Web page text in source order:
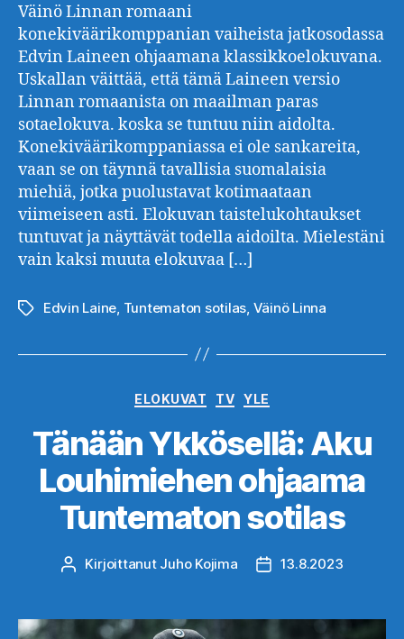
Väinö Linnan romaani
konekiväärikomppanian vaiheista jatkosodassa
Edvin Laineen ohjaamana klassikkoelokuvana.
Uskallan väittää, että tämä Laineen versio
Linnan romaanista on maailman paras
sotaelokuva. koska se tuntuu niin aidolta.
Konekiväärikomppaniassa ei ole sankareita,
vaan se on täynnä tavallisia suomalaisia
miehiä, jotka puolustavat kotimaataan
viimeiseen asti. Elokuvan taistelukohtaukset
tuntuvat ja näyttävät todella aidoilta. Mielestäni
vain kaksi muuta elokuvaa […]
Avainsanat
Edvin Laine Tuntematon sotilas Väinö Linna
Kategoriat
ELOKUVAT TV YLE
Tänään Ykkösellä: Aku
Louhimiehen ohjaama
Tuntematon sotilas
Kirjoittaja
Kirjoittanut Juho Kojima Julkaisupäivämäärä
13.8.2023